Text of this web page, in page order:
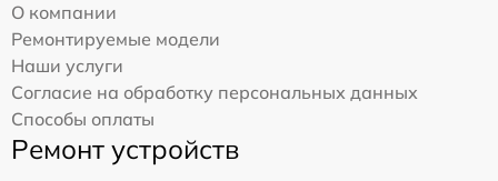
О компании
Ремонтируемые модели
Наши услуги
Согласие на обработку персональных данных
Способы оплаты
Ремонт устройств